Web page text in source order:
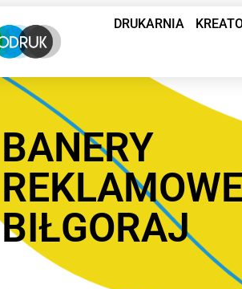
DRUKARNIA
BANERY
REKLAMOWE
BIŁGORAJ